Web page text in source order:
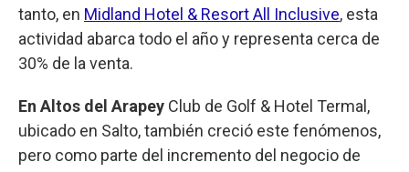
tanto, en Midland Hotel & Resort All Inclusive, esta
actividad abarca todo el año y representa cerca de
30% de la venta.
En Altos del Arapey Club de Golf & Hotel Termal,
ubicado en Salto, también creció este fenómenos,
pero como parte del incremento del negocio de